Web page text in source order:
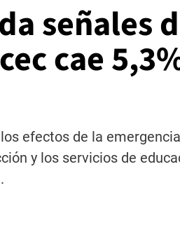
señales
cae
efectos de la
y los servicios de